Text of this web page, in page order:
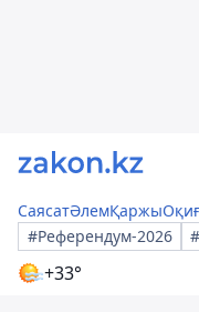
СаясатӘлемҚаржы
#Референдум-2026
+33°